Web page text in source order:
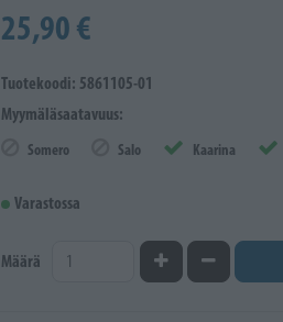
25,90 €
Tuotekoodi: 5861105-01
Myymäläsaatavuus:
Somero Salo Kaarina
Varastossa
Määrä Kasvata määrääVähennä määrää